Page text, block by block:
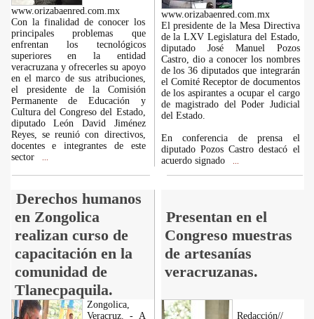
www.orizabaenred.com.mx
Con la finalidad de conocer los
principales problemas que
enfrentan los tecnológicos
superiores en la entidad
veracruzana y ofrecerles su apoyo
en el marco de sus atribuciones,
el presidente de la Comisión
Permanente de Educación y
Cultura del Congreso del Estado,
diputado León David Jiménez
Reyes, se reunió con directivos,
docentes e integrantes de este
sector
www.orizabaenred.com.mx
El presidente de la Mesa Directiva
de la LXV Legislatura del Estado,
diputado José Manuel Pozos
Castro, dio a conocer los nombres
de los 36 diputados que integrarán
el Comité Receptor de documentos
de los aspirantes a ocupar el cargo
de magistrado del Poder Judicial
del Estado.
En conferencia de prensa el
diputado Pozos Castro destacó el
acuerdo signado
Derechos humanos
en Zongolica
realizan curso de
capacitación en la
comunidad de
Tlanecpaquila.
Presentan en el
Congreso muestras
de artesanías
veracruzanas.
Zongolica,
Veracruz. - A
Redacción//